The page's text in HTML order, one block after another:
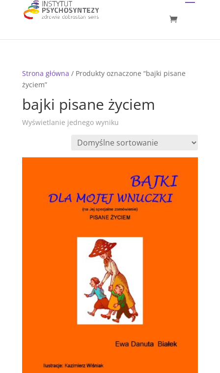
Strona główna / Produkty oznaczone “bajki pisane
życiem”
bajki pisane życiem
Wyświetlanie jednego wyniku